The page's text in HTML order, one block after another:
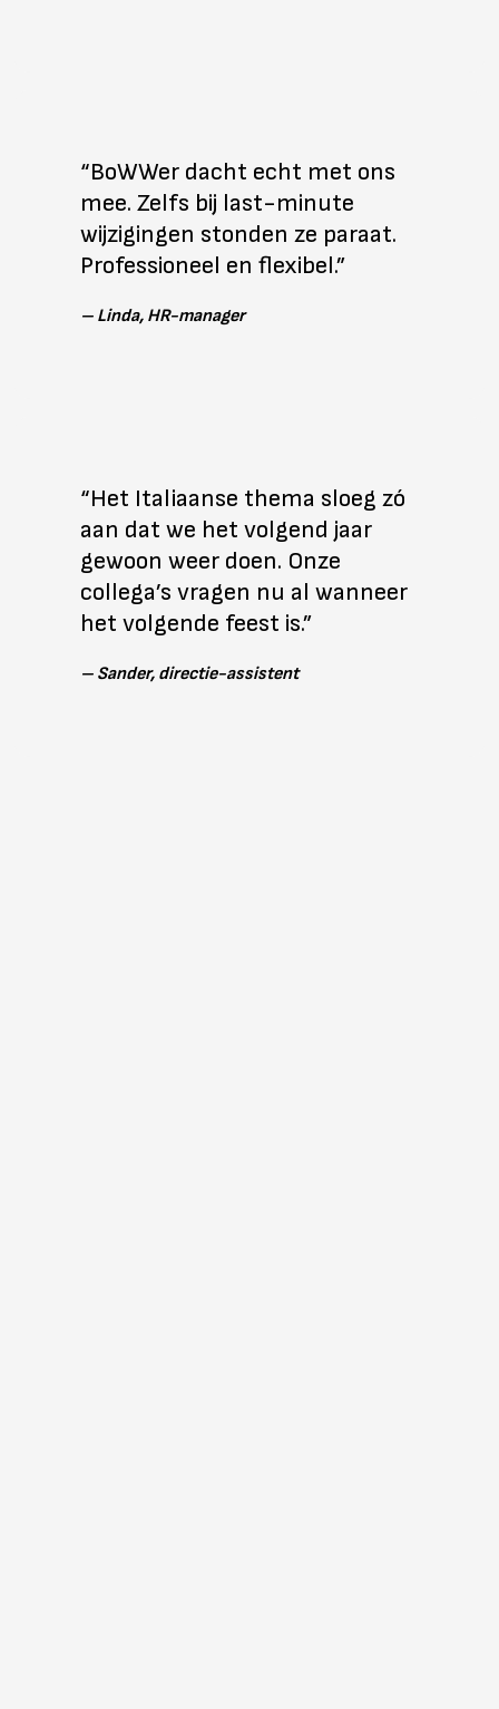
“BoWWer dacht echt met ons
mee. Zelfs bij last-minute
wijzigingen stonden ze paraat.
Professioneel en flexibel.”
– Linda, HR-manager
“Het Italiaanse thema sloeg zó
aan dat we het volgend jaar
gewoon weer doen. Onze
collega’s vragen nu al wanneer
het volgende feest is.”
– Sander, directie-assistent